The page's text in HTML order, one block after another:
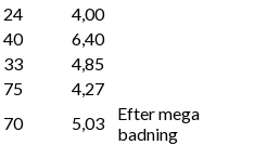
24
4,00
40
6,40
33
4,85
75
4,27
70 5,03
Efter mega
badning